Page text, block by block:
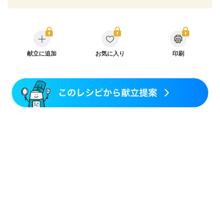
乳がん（放射線治療中）
乳がん治療を終えた方・経過観察中の方など
胃がん（抗がん剤治療中）
大腸がん（抗がん剤治療中）
飲み込みにくい
食欲がない
妊娠中(初期)
妊婦健診・体重増加が気になる（初期）
献立に追加 お気に入り 印刷